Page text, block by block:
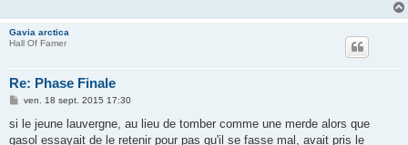
Gavia arctica
Hall Of Famer
Re: Phase Finale
M
s
a
ven. 18 sept. 2015 17:30
si le jeune lauvergne, au lieu de tomber comme une merde alors que
gasol essayait de le retenir pour pas qu'il se fasse mal, avait pris le